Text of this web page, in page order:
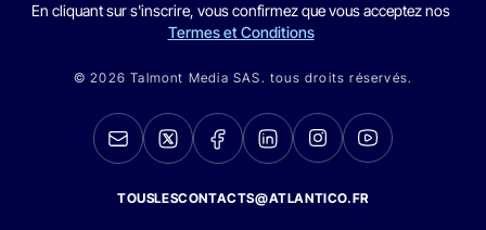
En cliquant sur s'inscrire, vous confirmez que vous acceptez nos
Termes et Conditions
© 2026 Talmont Media SAS. tous droits réservés.
TOUSLESCONTACTS@ATLANTICO.FR